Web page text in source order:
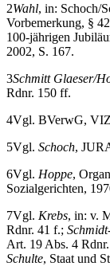
2Wahl, in: Schoch/
Vorbemerkung, §
100-jährigen
2002, S. 167.
3Schmitt Glaeser/
Rdnr. 150 ff.
4Vgl. BVerwG,
5Vgl. Schoch,
6Vgl. Hoppe,
Sozialgerichten,
7Vgl. Krebs, in: v.
Rdnr. 41 f.;
Art. 19 Abs. 4
Schulte, Staat und